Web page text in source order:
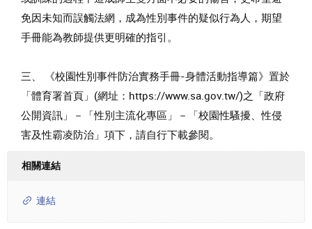
免因未知而誤觸法網，成為性別事件的疑似行為人，期望
手冊能為教師提供更明確的指引。
三、 《校園性別事件防治實務手冊-身體活動指導篇》置於
「體育署首頁」(網址：https://www.sa.gov.tw/)之「政府
公開資訊」－「性別主流化專區」－「校園性騷擾、性侵
害及性霸凌防治」項下，請自行下載參閱。
相關連結
連結